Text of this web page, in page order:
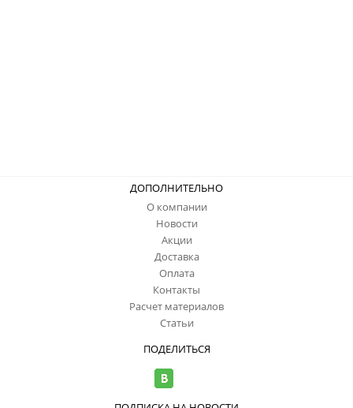
ДОПОЛНИТЕЛЬНО
О компании
Новости
Акции
Доставка
Оплата
Контакты
Расчет материалов
Статьи
ПОДЕЛИТЬСЯ